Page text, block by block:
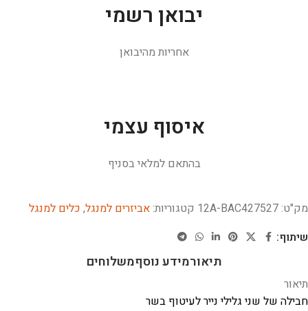
יבואן רשמי
אחריות מהיבואן
איסוף עצמי
בהתאם למלאי בסניף
מק"ט:12A-BAC427527 קטגוריות:אביזרים למנגל, כלים למנגל
שיתוף:
תיאורמידע נוסףמשלוחים
תיאור
חבילה של שני גלילי נייר לעיטוף בשר